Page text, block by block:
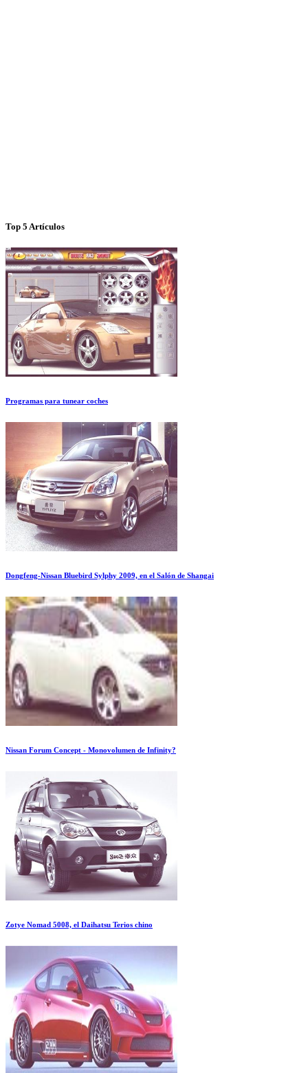
Top 5 Artículos
Programas para tunear coches
Dongfeng-Nissan Bluebird Sylphy 2009, en el Salón de Shangai
Nissan Forum Concept - Monovolumen de Infinity?
Zotye Nomad 5008, el Daihatsu Terios chino